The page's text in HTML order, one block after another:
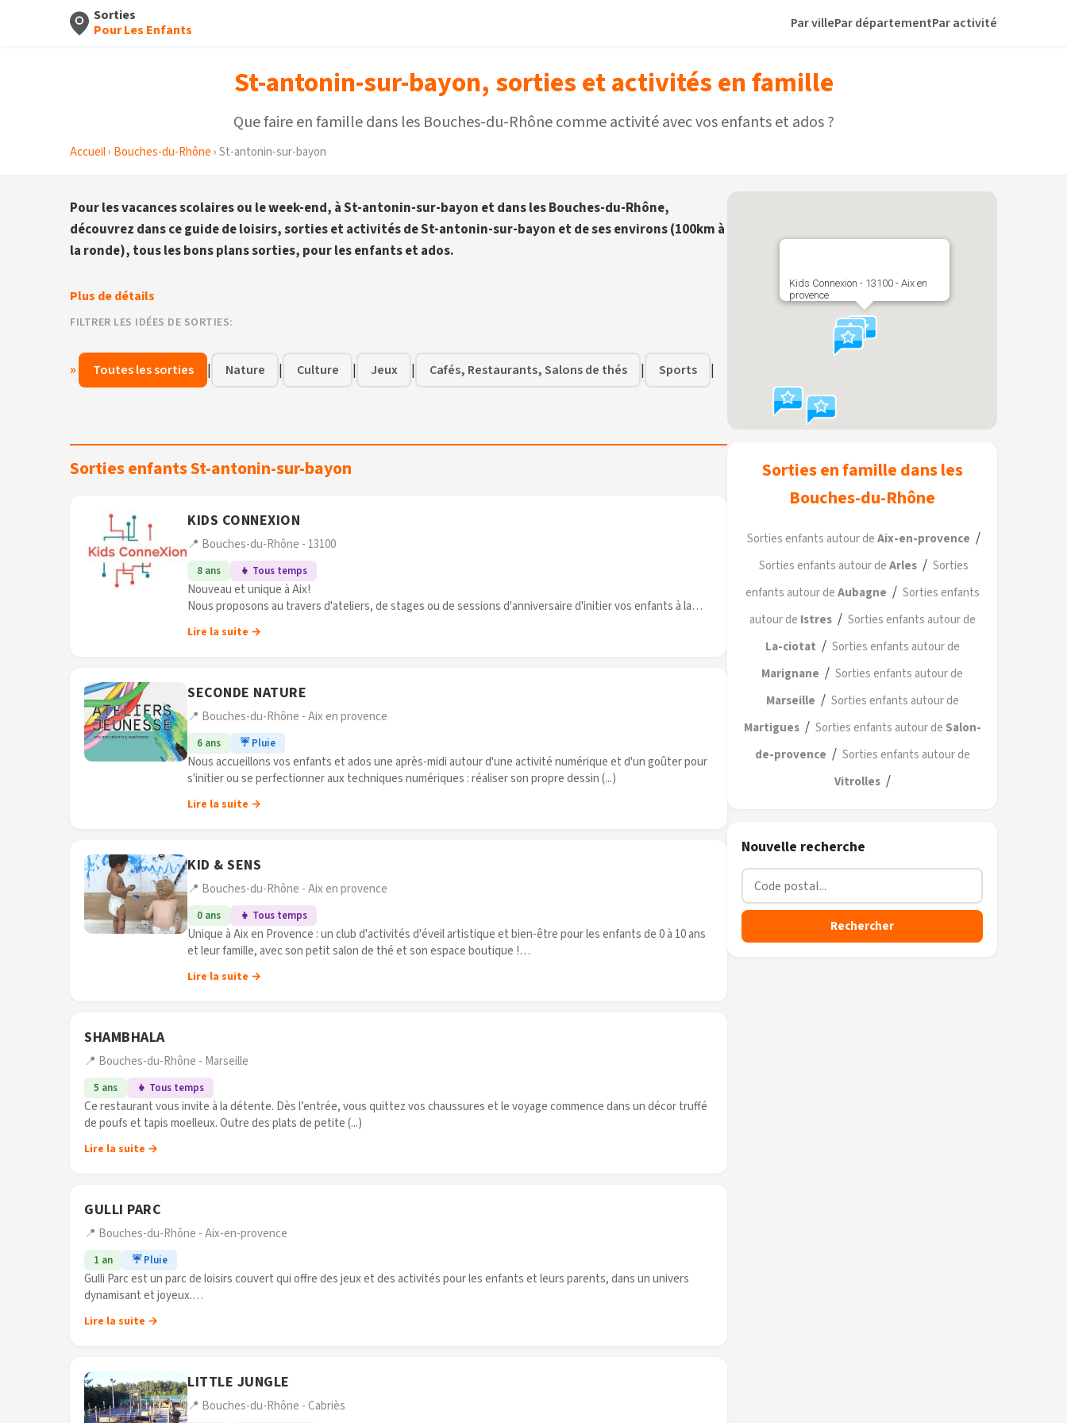
Sorties
Pour Les Enfants
Par villePar départementPar activité
St-antonin-sur-bayon, sorties et activités en famille
Que faire en famille dans les Bouches-du-Rhône comme activité avec vos enfants et ados ?
Accueil› Bouches-du-Rhône› St-antonin-sur-bayon
Pour les vacances scolaires ou le week-end, à St-antonin-sur-bayon et dans les Bouches-du-Rhône,
découvrez dans ce guide de loisirs, sorties et activités de St-antonin-sur-bayon et de ses environs (100km à
la ronde), tous les bons plans sorties, pour les enfants et ados.
Plus de détails
FILTRER LES IDÉES DE SORTIES:
» Toutes les sorties | Nature | Culture | Jeux | Cafés, Restaurants, Salons de thés | Sports |
Sorties enfants St-antonin-sur-bayon
KIDS CONNEXION
📍 Bouches-du-Rhône - 13100
8 ans 👧 Tous temps
Nouveau et unique à Aix!
Nous proposons au travers d'ateliers, de stages ou de sessions d'anniversaire d'initier vos enfants à la
Lire la suite →
SECONDE NATURE
📍 Bouches-du-Rhône - Aix en provence
6 ans ☔ Pluie
Nous accueillons vos enfants et ados une après-midi autour d'une activité numérique et d'un goûter pour
s'initier ou se perfectionner aux techniques numériques : réaliser son propre dessin (...)
Lire la suite →
KID & SENS
📍 Bouches-du-Rhône - Aix en provence
0 ans 👧 Tous temps
Unique à Aix en Provence : un club d'activités d'éveil artistique et bien-être pour les enfants de 0 à 10 ans
et leur famille, avec son petit salon de thé et son espace boutique !
Lire la suite →
SHAMBHALA
📍 Bouches-du-Rhône - Marseille
5 ans 👧 Tous temps
Ce restaurant vous invite à la détente. Dès l’entrée, vous quittez vos chaussures et le voyage commence dans un décor truffé
de poufs et tapis moelleux. Outre des plats de petite (...)
Lire la suite →
GULLI PARC
📍 Bouches-du-Rhône - Aix-en-provence
1 an ☔ Pluie
Gulli Parc est un parc de loisirs couvert qui offre des jeux et des activités pour les enfants et leurs parents, dans un univers
dynamisant et joyeux.
Lire la suite →
LITTLE JUNGLE
📍 Bouches-du-Rhône - Cabriès
Kids Connexion - 13100 - Aix en
provence
Sorties en famille dans les
Bouches-du-Rhône
Sorties enfants autour deAix-en-provence /
Sorties enfants autour deArles / Sorties
enfants autour deAubagne / Sorties enfants
autour de Istres / Sorties enfants autour de
La-ciotat / Sorties enfants autour de
Marignane / Sorties enfants autour de
Marseille / Sorties enfants autour de
Martigues / Sorties enfants autour de Salon-
de-provence / Sorties enfants autour de
Vitrolles /
Nouvelle recherche
Rechercher